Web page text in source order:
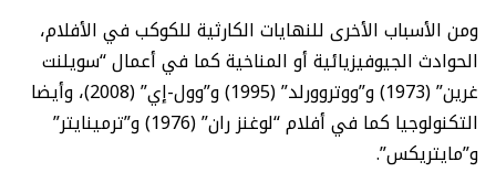
ومن الأسباب الأخرى للنهايات الكارثية للكوكب في الأفلام،
الحوادث الجيوفيزيائية أو المناخية كما في أعمال “سويلنت
غرين” (1973) و”ووتروورلد” (1995) و”وول-إي” (2008)، وأيضا
التكنولوجيا كما في أفلام “لوغنز ران” (1976) و”ترمينايتر”
و”مايتريكس”.